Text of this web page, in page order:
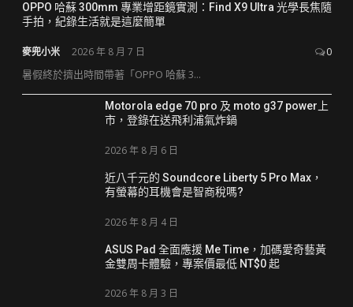
OPPO 哈蘇 300mm 專業增距鏡實測：Find X9 Ultra 光學長焦隨
手拍，紀錄生活就是這麼簡單
麥兜小米 2026 年 8 月 7 日 0
暑假終於擠出時間帶著「OPPO 哈蘇 3...
Motorola edge 70 pro 及 moto g37 power上
市，登錄在送飛利浦氣炸鍋
2026 年 8 月 6 日
近八千元的 Soundcore Liberty 5 Pro Max，
有螢幕的耳機會是智商稅嗎?
2026 年 8 月 4 日
ASUS Pad 全面應援 Me Time，加碼愛奇藝黃
金雙周卡體驗，專案價最低 NT$0 起
2026 年 8 月 3 日